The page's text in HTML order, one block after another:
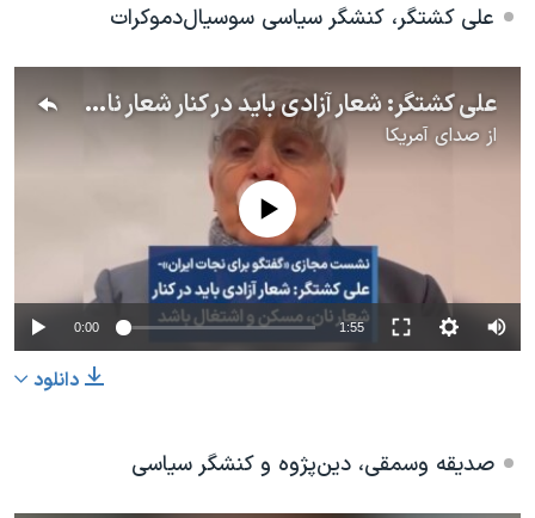
علی کشتگر، کنشگر سیاسی سوسیال‌دموکرات
علی کشتگر: شعار آزادی باید در کنار شعار نان، مسکن و اشتغال باشد
از صدای آمریکا
No media source currently available
0:00 1:55
دانلود
صدیقه وسمقی، دین‌پژوه و کنشگر سیاسی